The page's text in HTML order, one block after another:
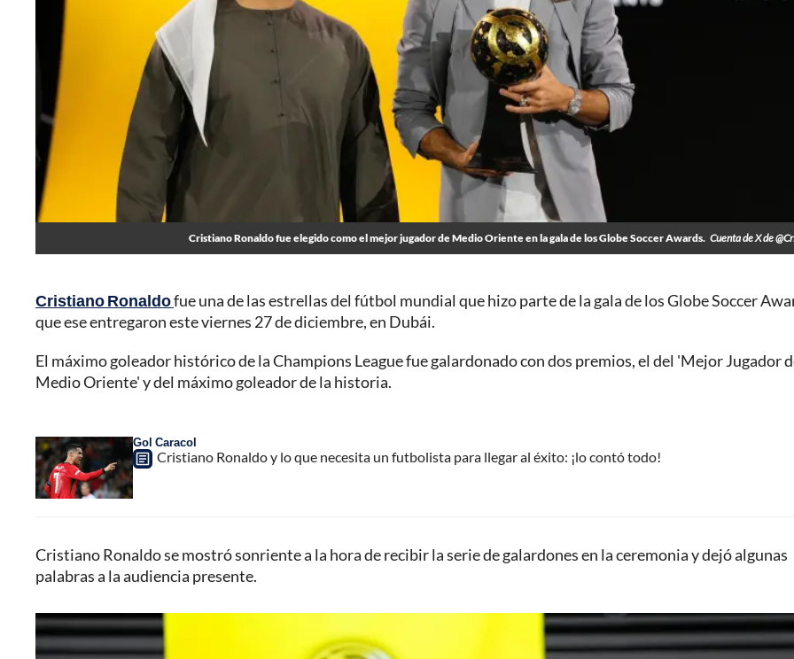
Cristiano Ronaldo fue elegido como el mejor jugador de Medio Oriente en la gala de los Globe Soccer Awards. Cuenta de X de
Cristiano Ronaldofue una de las estrellas del fútbol mundial que hizo parte de la gala de los Globe Soccer
que ese entregaron este viernes 27 de diciembre, en Dubái.
El máximo goleador histórico de la Champions League fue galardonado con dos premios, el del 'Mejor Jugador
Medio Oriente' y del máximo goleador de la historia.
Gol Caracol
Cristiano Ronaldo y lo que necesita un futbolista para llegar al éxito: ¡lo contó todo!
Cristiano Ronaldo se mostró sonriente a la hora de recibir la serie de galardones en la ceremonia y dejó algunas
palabras a la audiencia presente.